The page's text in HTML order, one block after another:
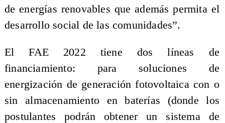
de energías renovables que además permita el
desarrollo social de las comunidades”.
El FAE 2022 tiene dos líneas de
financiamiento: para soluciones de
energización de generación fotovoltaica con o
sin almacenamiento en baterías (donde los
postulantes podrán obtener un sistema de